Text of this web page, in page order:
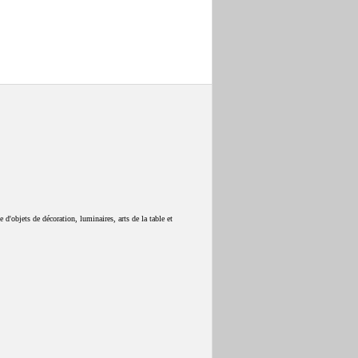
d'objets de décoration, luminaires, arts de la table et